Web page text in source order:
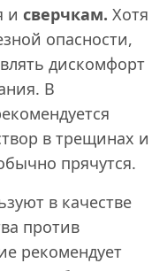
и сверчкам. Хотя
опасности,
дискомфорт
В
в трещинах и
прячутся.
в качестве
против
рекомендует